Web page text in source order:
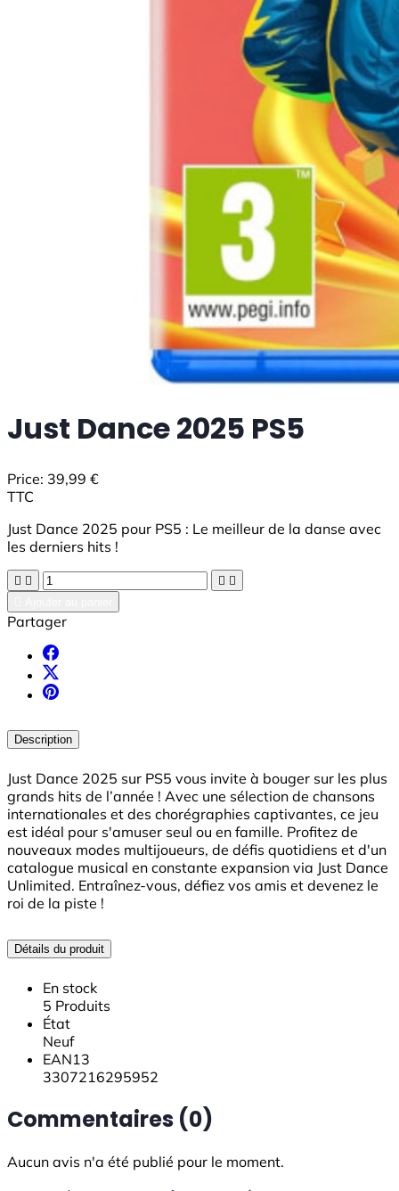
Just Dance 2025 PS5
Price: 39,99 €
TTC
Just Dance 2025 pour PS5 : Le meilleur de la danse avec
les derniers hits !
   
Partager
Description
Just Dance 2025 sur PS5 vous invite à bouger sur les plus
grands hits de l’année ! Avec une sélection de chansons
internationales et des chorégraphies captivantes, ce jeu
est idéal pour s'amuser seul ou en famille. Profitez de
nouveaux modes multijoueurs, de défis quotidiens et d'un
catalogue musical en constante expansion via Just Dance
Unlimited. Entraînez-vous, défiez vos amis et devenez le
roi de la piste !
Détails du produit
En stock
5 Produits
État
Neuf
EAN13
3307216295952
Commentaires (0)
Aucun avis n'a été publié pour le moment.